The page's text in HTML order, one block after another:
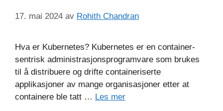
17. mai 2024 av Rohith Chandran
Hva er Kubernetes? Kubernetes er en container-
sentrisk administrasjonsprogramvare som brukes
til å distribuere og drifte containeriserte
applikasjoner av mange organisasjoner etter at
containere ble tatt … Les mer